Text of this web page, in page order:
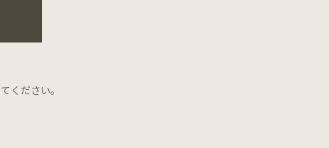
ください。